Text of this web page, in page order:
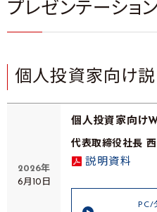
プレゼンテーショ
個人投資家向け
2026年
6月10日
個人投資家向け
代表取締役社長
説明資料
PC/